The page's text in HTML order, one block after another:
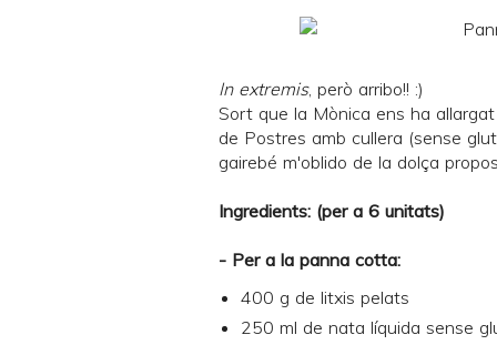
In extremis, però arribo!! :)
Sort que la Mònica ens ha
de Postres amb cullera (sense
gairebé m'oblido de la dolça
Ingredients: (per a 6 unitats)
- Per a la panna cotta:
400 g de litxis pelats
250 ml de nata líquida sense